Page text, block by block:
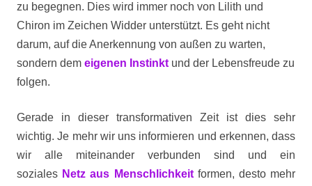
zu begegnen. Dies wird immer noch von Lilith und
Chiron im Zeichen Widder unterstützt. Es geht nicht
darum, auf die Anerkennung von außen zu warten,
sondern dem eigenen Instinkt und der Lebensfreude zu
folgen.
Gerade in dieser transformativen Zeit ist dies sehr
wichtig. Je mehr wir uns informieren und erkennen, dass
wir alle miteinander verbunden sind und ein
soziales Netz aus Menschlichkeit formen, desto mehr